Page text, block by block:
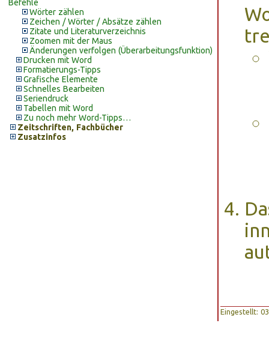
Befehle
Wörter zählen
Zeichen / Wörter / Absätze zählen
Zitate und Literaturverzeichnis
Zoomen mit der Maus
Änderungen verfolgen (Überarbeitungsfunktion)
Drucken mit Word
Formatierungs-Tipps
Grafische Elemente
Schnelles Bearbeiten
Seriendruck
Tabellen mit Word
Zu noch mehr Word-Tipps…
Zeitschriften, Fachbücher
Zusatzinfos
Eingestellt: